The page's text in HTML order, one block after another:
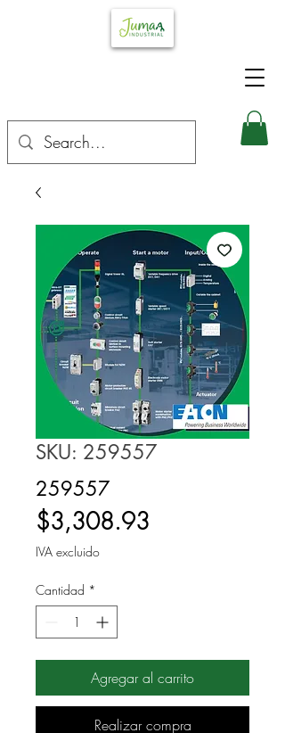
SKU: 259557
259557
$3,308.93
IVA excluido
Cantidad *
Agregar al carrito
Realizar compra